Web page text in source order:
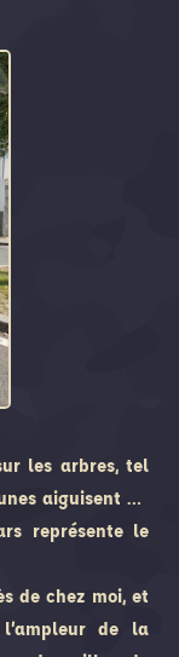
les arbres, tel
aiguisent …
représente le
de chez moi, et
de la